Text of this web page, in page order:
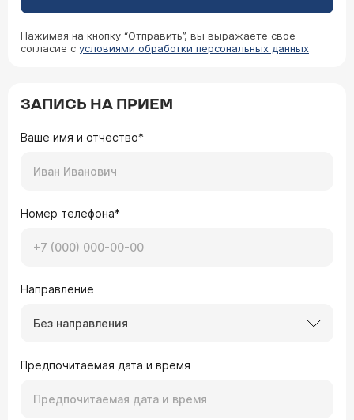
Нажимая на кнопку “Отправить”, вы выражаете свое
согласие с условиями обработки персональных данных
ЗАПИСЬ НА ПРИЕМ
Ваше имя и отчество*
Номер телефона*
Направление
Без направления
Предпочитаемая дата и время